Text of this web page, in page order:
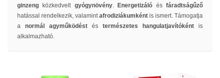
ginzeng
közkedvelt gyógynövény. Energetizáló ésfáradtságűző
hatással rendelkezik, valamintafrodiziákumként is ismert. Támogatja
a normál agyműködést és természetes hangulatjavítóként is
alkalmazható.